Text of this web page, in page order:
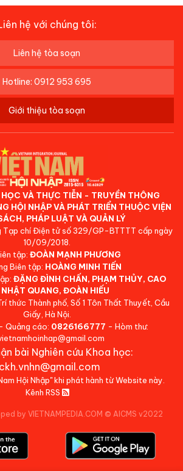
hệ với chúng tôi:
Liên hệ tòa soạn
Hotline: 0912 953 695
Giới thiệu tòa soạn
VÀ THỰC TIỄN - TRUYỀN THÔNG
HỘI NHẬP VÀ PHÁT TRIỂN THUỘC VIỆN
PHÁP LUẬT VÀ QUẢN LÝ
Tạp chí Điện tử số 329/GP-BTTTT cấp ngày
10/09/2018.
tập: ĐOÀN MẠNH PHƯƠNG
Biên tập: HOÀNG MINH TIẾN
ĐẶNG ĐÌNH CHẤN, PHẠM THỦY, CAO
NHẬT QUANG, ĐOÀN HIẾU
thức Thành phố, Số 1 Tôn Thất Thuyết, Cầu
Giấy, Hà Nội.
Quảng cáo: 0826166777 - Hòm thư:
bài Nghiên cứu Khoa học:
Hội Nhập" khi phát hành từ Website này.
Kênh RSS
by VIETNAMPEDIA.COM © AICMS v2022